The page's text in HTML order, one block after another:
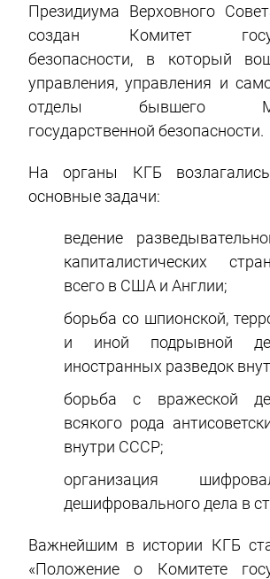
Президиума Верховного
создан Комитет
безопасности, в который
управления, управления и
отделы бывшего
государственной безопасности.
На органы КГБ
основные задачи:
ведение
капиталистических
всего в США и Англии;
борьба со шпионской,
и иной подрывной
иностранных разведок
борьба с вражеской
всякого рода
внутри СССР;
организация
дешифровального дела в
Важнейшим в истории КГБ
«Положение о Комитете